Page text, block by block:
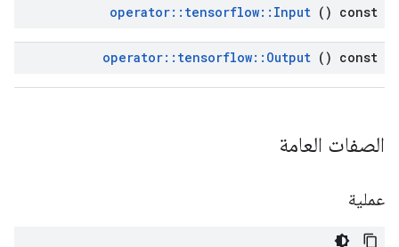
operator:: tensorflow:: Input () const
operator:: tensorflow:: Output () const
الصفات العامة
عملية